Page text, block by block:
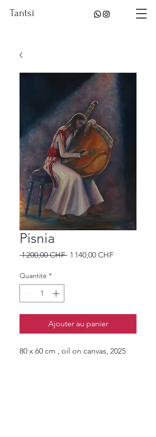
Tantsi
Pisnia
1 200,00 CHF Prix
1 140,00 CHFPrix
Quantité *
Ajouter au panier
80 x 60 cm , oil on canvas, 2025